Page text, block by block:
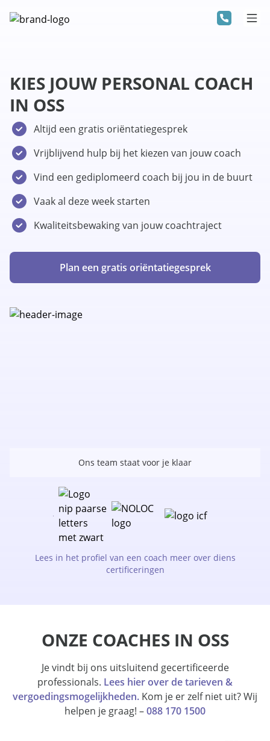
KIES JOUW PERSONAL COACH
IN OSS
Altijd een gratis oriëntatiegesprek
Vrijblijvend hulp bij het kiezen van jouw coach
Vind een gediplomeerd coach bij jou in de buurt
Vaak al deze week starten
Kwaliteitsbewaking van jouw coachtraject
Plan een gratis oriëntatiegesprek
Ons team staat voor je klaar
Lees in het profiel van een coach meer over diens
certificeringen
ONZE COACHES IN OSS
Je vindt bij ons uitsluitend gecertificeerde
professionals. Lees hier over de tarieven &
vergoedingsmogelijkheden. Kom je er zelf niet uit? Wij
helpen je graag! –088 170 1500